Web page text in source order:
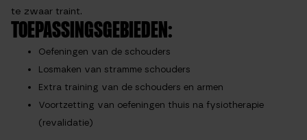
te zwaar traint.
TOEPASSINGSGEBIEDEN:
Oefeningen van de schouders
Losmaken van stramme schouders
Extra training van de schouders en armen
Voortzetting van oefeningen thuis na fysiotherapie
(revalidatie)